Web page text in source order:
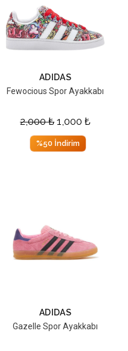
ADIDAS
Fewocious Spor Ayakkabı
2,000₺ 1,000 ₺
%50 İndirim
ADIDAS
Gazelle Spor Ayakkabı